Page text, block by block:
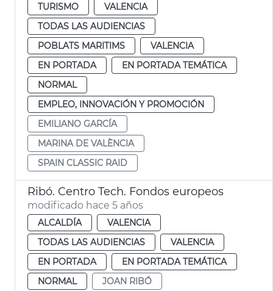
TURISMO
VALENCIA
TODAS LAS AUDIENCIAS
POBLATS MARITIMS
VALENCIA
EN PORTADA
EN PORTADA TEMÁTICA
NORMAL
EMPLEO, INNOVACIÓN Y PROMOCIÓN
EMILIANO GARCÍA
MARINA DE VALÈNCIA
SPAIN CLASSIC RAID
Ribó. Centro Tech. Fondos europeos
modificado hace 5 años
ALCALDÍA
VALENCIA
TODAS LAS AUDIENCIAS
VALENCIA
EN PORTADA
EN PORTADA TEMÁTICA
NORMAL
JOAN RIBÓ